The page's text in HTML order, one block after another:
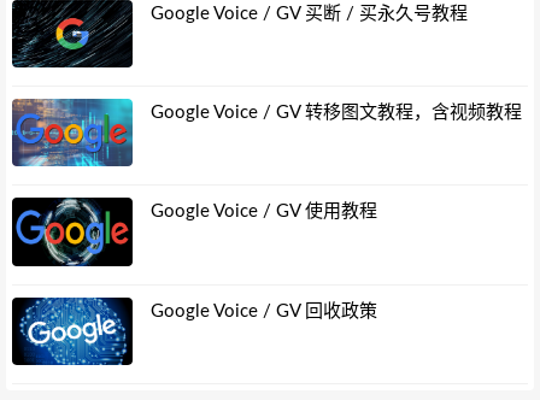
Google Voice / GV 买断 / 买永久号教程
Google Voice / GV 转移图文教程，含视频教程
Google Voice / GV 使用教程
Google Voice / GV 回收政策